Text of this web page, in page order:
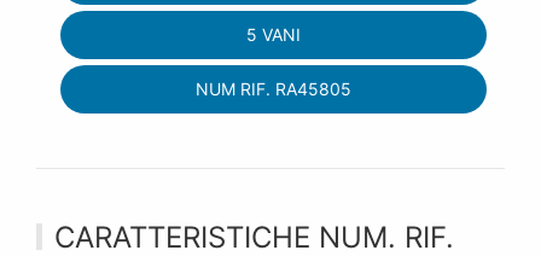
5 VANI
NUM RIF. RA45805
CARATTERISTICHE NUM. RIF.